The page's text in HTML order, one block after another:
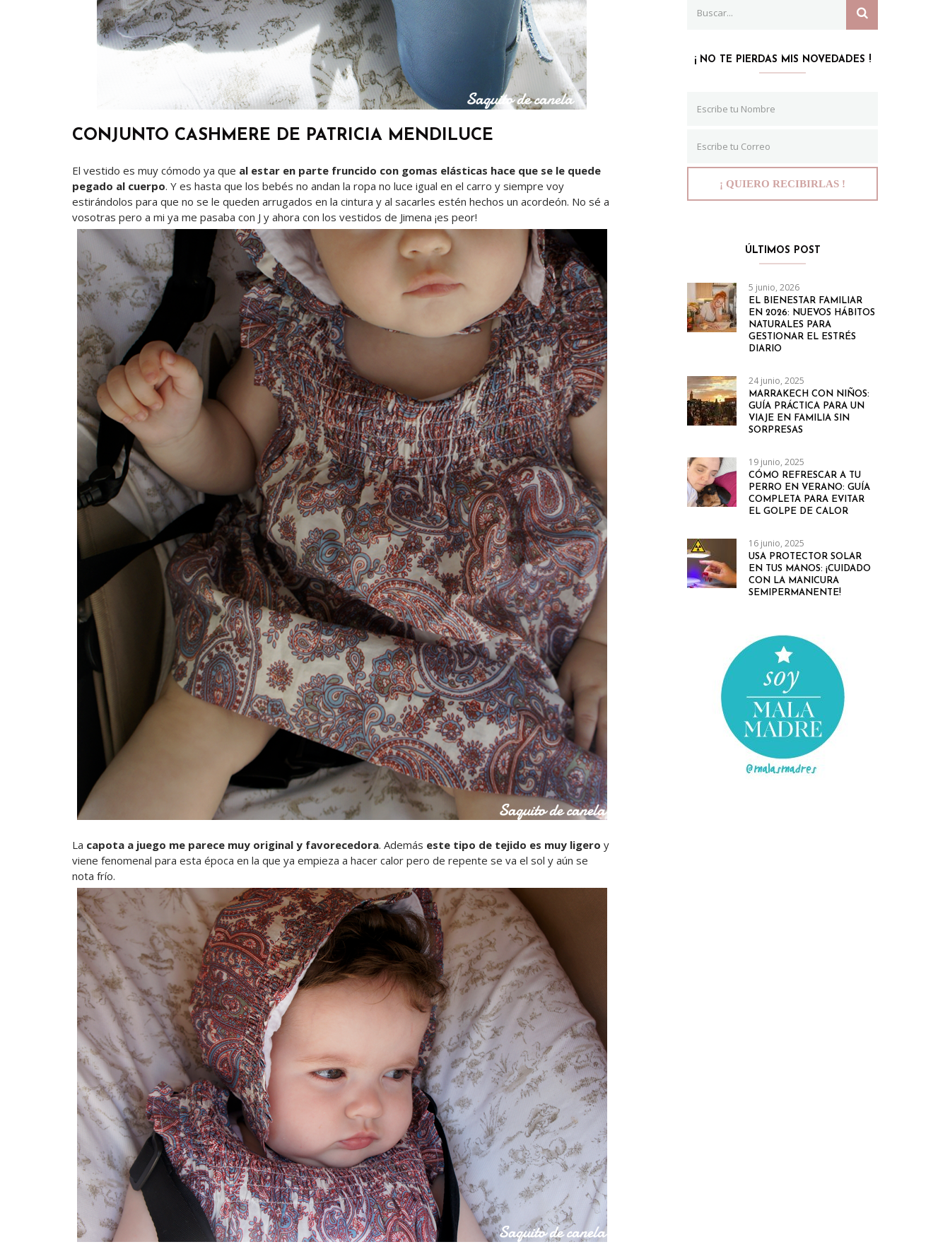
CONJUNTO CASHMERE DE PATRICIA MENDILUCE
El vestido es muy cómodo ya que al estar en parte fruncido con gomas elásticas hace que se le quede
pegado al cuerpo. Y es hasta que los bebés no andan la ropa no luce igual en el carro y siempre voy
estirándolos para que no se le queden arrugados en la cintura y al sacarles estén hechos un acordeón. No sé a
vosotras pero a mi ya me pasaba con J y ahora con los vestidos de Jimena ¡es peor!
La capota a juego me parece muy original y favorecedora. Además este tipo de tejido es muy ligero y
viene fenomenal para esta época en la que ya empieza a hacer calor pero de repente se va el sol y aún se
nota frío.
for:
¡ NO TE PIERDAS MIS NOVEDADES !
ÚLTIMOS POST
5 junio, 2026
EL BIENESTAR FAMILIAR
EN 2026: NUEVOS HÁBITOS
NATURALES PARA
GESTIONAR EL ESTRÉS
DIARIO
24 junio, 2025
MARRAKECH CON NIÑOS:
GUÍA PRÁCTICA PARA UN
VIAJE EN FAMILIA SIN
SORPRESAS
19 junio, 2025
CÓMO REFRESCAR A TU
PERRO EN VERANO: GUÍA
COMPLETA PARA EVITAR
EL GOLPE DE CALOR
16 junio, 2025
USA PROTECTOR SOLAR
EN TUS MANOS: ¡CUIDADO
CON LA MANICURA
SEMIPERMANENTE!